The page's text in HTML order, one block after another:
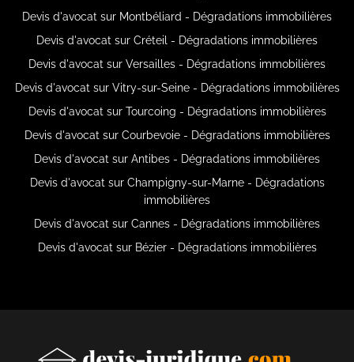
Devis d'avocat sur Montbéliard - Dégradations immobilières
Devis d'avocat sur Créteil - Dégradations immobilières
Devis d'avocat sur Versailles - Dégradations immobilières
Devis d'avocat sur Vitry-sur-Seine - Dégradations immobilières
Devis d'avocat sur Tourcoing - Dégradations immobilières
Devis d'avocat sur Courbevoie - Dégradations immobilières
Devis d'avocat sur Antibes - Dégradations immobilières
Devis d'avocat sur Champigny-sur-Marne - Dégradations
immobilières
Devis d'avocat sur Cannes - Dégradations immobilières
Devis d'avocat sur Bézier - Dégradations immobilières